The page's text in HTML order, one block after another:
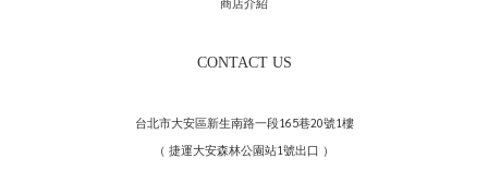
CONTACT US
台北市大安區新生南路一段165巷20號1樓
（ 捷運大安森林公園站1號出口 ）